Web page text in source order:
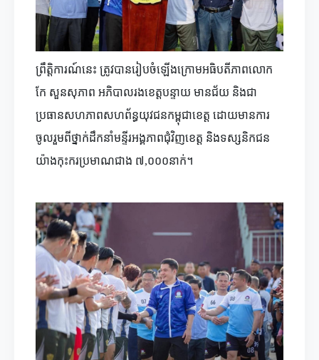
ព្រឹត្តិការណ៍នេះ ត្រូវបានរៀបចំឡើងក្រោមអធិបតីភាពលោក
កែ សួនសុភាព អភិបាលរងខេត្តបន្ទាយ មានជ័យ និងជា
ប្រធានសហភាពសហព័ន្ធយុវជនកម្ពុជាខេត្ត ដោយមានការ
ចូលរួមពីថ្នាក់ដឹកនាំមន្ទីរអង្គភាពជុំវិញខេត្ត និងទស្សនិកជន
យ៉ាងកុះករប្រមាណជាង ៧,០០០នាក់។